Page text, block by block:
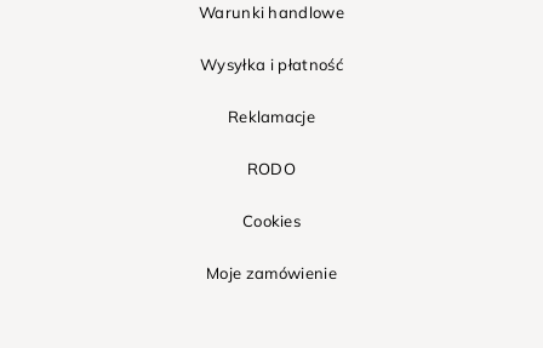
Warunki handlowe
Wysyłka i płatność
Reklamacje
RODO
Cookies
Moje zamówienie